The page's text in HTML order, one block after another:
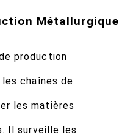
Métallurgique
production
chaînes de
les matières
Il surveille les